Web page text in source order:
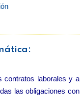
contratos laborales y a
las obligaciones con